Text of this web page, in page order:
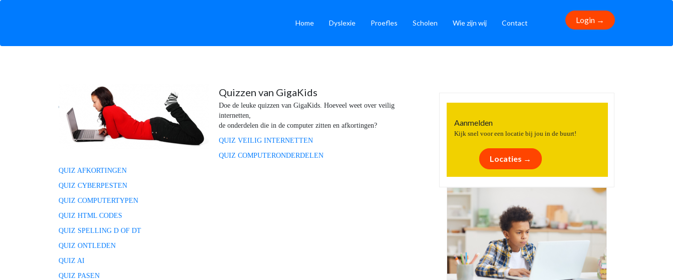
Home(current)Dyslexie Proefles (current)Scholen Wie zijn wij Contact Login →
Quizzen van GigaKids
Doe de leuke quizzen van GigaKids. Hoeveel weet over veilig
internetten,
de onderdelen die in de computer zitten en afkortingen?
QUIZ VEILIG INTERNETTEN
QUIZ COMPUTERONDERDELEN
QUIZ AFKORTINGEN
QUIZ CYBERPESTEN
QUIZ COMPUTERTYPEN
QUIZ HTML CODES
QUIZ SPELLING D OF DT
QUIZ ONTLEDEN
QUIZ AI
QUIZ PASEN
Aanmelden
Kijk snel voor een locatie bij jou in de buurt!
Locaties →